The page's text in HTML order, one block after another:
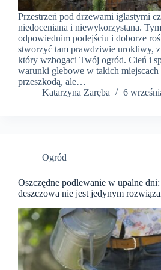
Przestrzeń pod drzewami iglastymi
niedoceniana i niewykorzystana.
odpowiednim podejściu i doborze
stworzyć tam prawdziwie urokliwy,
który wzbogaci Twój ogród. Cień i
warunki glebowe w takich miejscach
przeszkodą, ale…
Katarzyna Zaręba
6
Ogród
Oszczędne podlewanie w upalne
deszczowa nie jest jedynym